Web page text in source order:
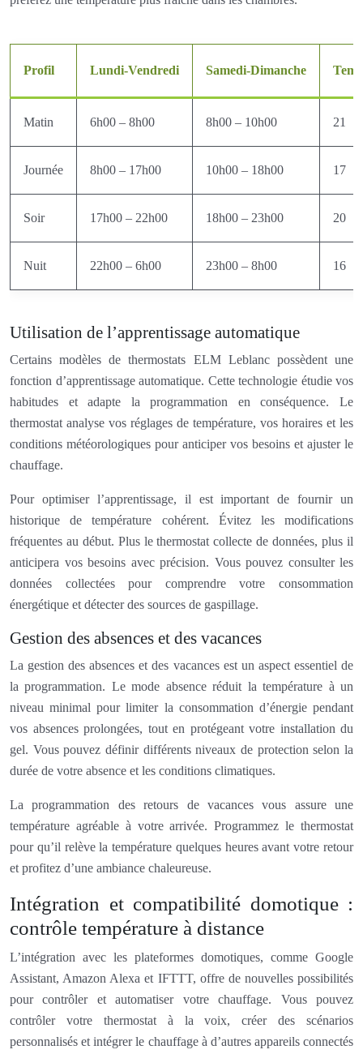
Profil Lundi-Vendredi Samedi-Dimanche
Matin 6h00 – 8h00 8h00 – 10h00 21
Journée 8h00 – 17h00 10h00 – 18h00 17
Soir 17h00 – 22h00 18h00 – 23h00 20
Nuit 22h00 – 6h00 23h00 – 8h00 16
Utilisation de l’apprentissage automatique
Certains modèles de thermostats ELM Leblanc possèdent une
fonction d’apprentissage automatique. Cette technologie étudie vos
habitudes et adapte la programmation en conséquence. Le
thermostat analyse vos réglages de température, vos horaires et les
conditions météorologiques pour anticiper vos besoins et ajuster le
chauffage.
Pour optimiser l’apprentissage, il est important de fournir un
historique de température cohérent. Évitez les modifications
fréquentes au début. Plus le thermostat collecte de données, plus il
anticipera vos besoins avec précision. Vous pouvez consulter les
données collectées pour comprendre votre consommation
énergétique et détecter des sources de gaspillage.
Gestion des absences et des vacances
La gestion des absences et des vacances est un aspect essentiel de
la programmation. Le mode absence réduit la température à un
niveau minimal pour limiter la consommation d’énergie pendant
vos absences prolongées, tout en protégeant votre installation du
gel. Vous pouvez définir différents niveaux de protection selon la
durée de votre absence et les conditions climatiques.
La programmation des retours de vacances vous assure une
température agréable à votre arrivée. Programmez le thermostat
pour qu’il relève la température quelques heures avant votre retour
et profitez d’une ambiance chaleureuse.
Intégration et compatibilité domotique :
contrôle température à distance
L’intégration avec les plateformes domotiques, comme Google
Assistant, Amazon Alexa et IFTTT, offre de nouvelles possibilités
pour contrôler et automatiser votre chauffage. Vous pouvez
contrôler votre thermostat à la voix, créer des scénarios
personnalisés et intégrer le chauffage à d’autres appareils connectés